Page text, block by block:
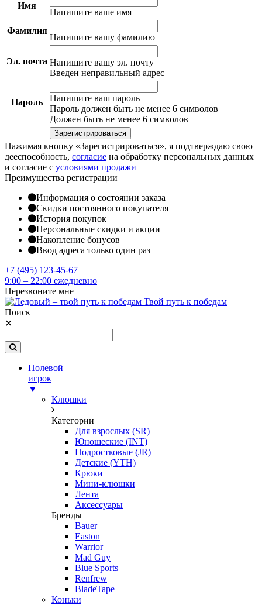
Имя
Напишите ваше имя
Фамилия
Напишите вашу фамилию
Эл. почта Напишите вашу эл. почту
Введен неправильный адрес
Пароль
Напишите ваш пароль
Пароль должен быть не менее 6 символов
Должен быть не менее 6 символов
Нажимая кнопку «Зарегистрироваться», я подтверждаю свою
дееспособность, согласие на обработку персональных данных
и согласие с условиями продажи
Преимущества регистрации
Информация о состоянии заказа
Скидки постоянного покупателя
История покупок
Персональные скидки и акции
Накопление бонусов
Ввод адреса только один раз
+7 (495) 123-45-67
9:00 – 22:00 ежедневно
Перезвоните мне
Твой путь к победам
Поиск
✕
Полевой
игрок
▼
Клюшки
Категории
Для взрослых (SR)
Юношеские (INT)
Подростковые (JR)
Детские (YTH)
Крюки
Мини-клюшки
Лента
Аксессуары
Бренды
Bauer
Easton
Warrior
Mad Guy
Blue Sports
Renfrew
BladeTape
Коньки